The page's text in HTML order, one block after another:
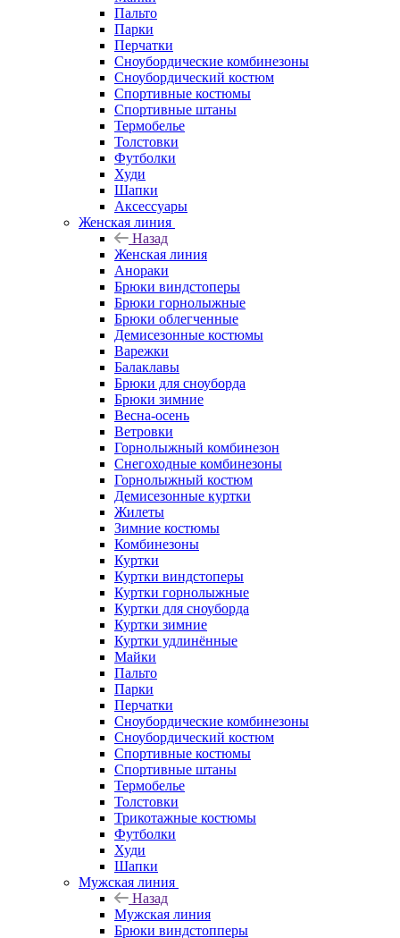
Пальто
Парки
Перчатки
Сноубордические комбинезоны
Сноубордический костюм
Спортивные костюмы
Спортивные штаны
Термобелье
Толстовки
Футболки
Худи
Шапки
Аксессуары
Женская линия
Назад
Женская линия
Анораки
Брюки виндстоперы
Брюки горнолыжные
Брюки облегченные
Демисезонные костюмы
Варежки
Балаклавы
Брюки для сноуборда
Брюки зимние
Весна-осень
Ветровки
Горнолыжный комбинезон
Снегоходные комбинезоны
Горнолыжный костюм
Демисезонные куртки
Жилеты
Зимние костюмы
Комбинезоны
Куртки
Куртки виндстоперы
Куртки горнолыжные
Куртки для сноуборда
Куртки зимние
Куртки удлинённые
Майки
Пальто
Парки
Перчатки
Сноубордические комбинезоны
Сноубордический костюм
Спортивные костюмы
Спортивные штаны
Термобелье
Толстовки
Трикотажные костюмы
Футболки
Худи
Шапки
Мужская линия
Назад
Мужская линия
Брюки виндстопперы